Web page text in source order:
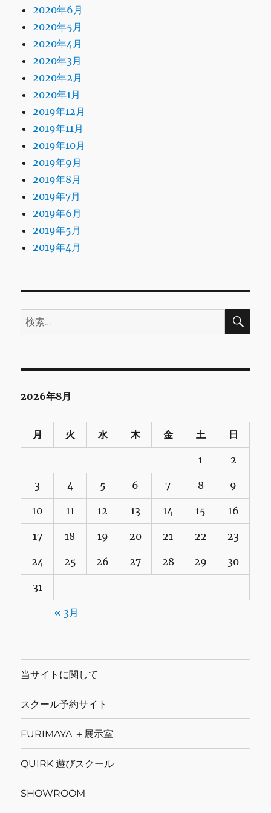
2020年6月
2020年5月
2020年4月
2020年3月
2020年2月
2020年1月
2019年12月
2019年11月
2019年10月
2019年9月
2019年8月
2019年7月
2019年6月
2019年5月
2019年4月
検
索:
検
2026年8月
月 火 水 木 金 土 日
1 2
3 4 5 6 7 8 9
10 11 12 13 14 15 16
17 18 19 20 21 22 23
24 25 26 27 28 29 30
31
« 3月
当サイトに関して
スクール予約サイト
FURIMAYA ＋展示室
QUIRK 遊びスクール
SHOWROOM